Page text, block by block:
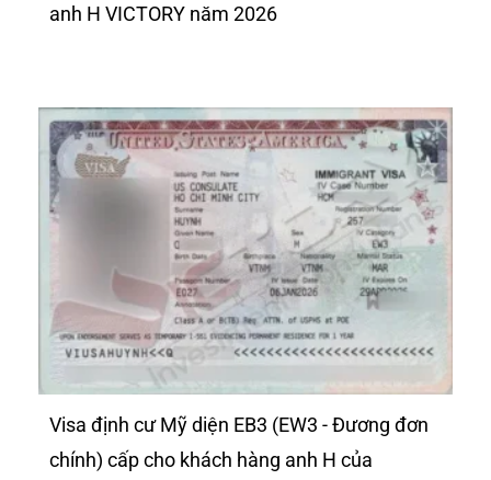
anh H VICTORY năm 2026
Visa định cư Mỹ diện EB3 (EW3 - Đương đơn
chính) cấp cho khách hàng anh H của